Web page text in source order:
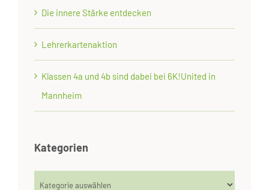
Die innere Stärke entdecken
Lehrerkartenaktion
Klassen 4a und 4b sind dabei bei 6K!United in
Mannheim
Kategorien
Kategorien